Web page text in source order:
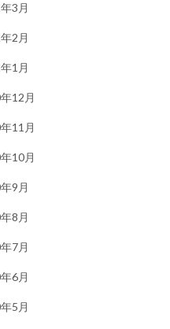
3月
2月
1月
12月
11月
10月
9月
8月
7月
6月
5月